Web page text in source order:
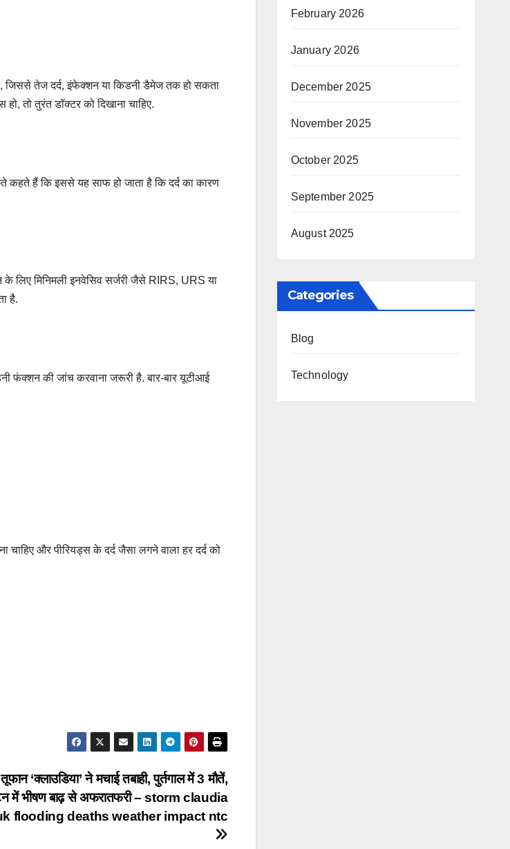
जिससे तेज दर्द, इंफेक्शन या किडनी डैमेज तक हो सकता
तो तुरंत डॉक्टर को दिखाना चाहिए.
कहते हैं कि इससे यह साफ हो जाता है कि दर्द का कारण
के लिए मिनिमली इनवेसिव सर्जरी जैसे RIRS, URS या
है.
फंक्शन की जांच करवाना जरूरी है. बार-बार यूटीआई
और पीरियड्स के दर्द जैसा लगने वाला हर दर्द को
‘क्लाउडिया’ ने मचाई तबाही, पुर्तगाल में 3 मौतें,
में भीषण बाढ़ से अफरातफरी – storm claudia
flooding deaths weather impact ntc
February 2026
January 2026
December 2025
November 2025
October 2025
September 2025
August 2025
Categories
Blog
Technology